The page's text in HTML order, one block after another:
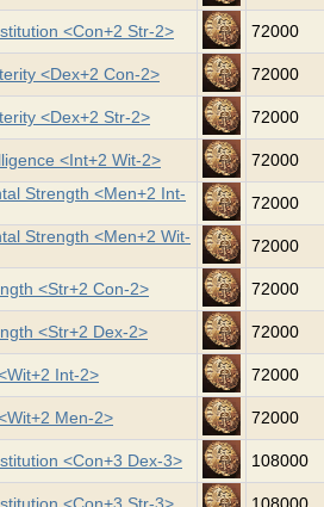
<Con+2 Str-2> 72000
<Dex+2 Con-2> 72000
<Dex+2 Str-2> 72000
<Int+2 Wit-2>
72000
Strength <Men+2 Int-
72000
Strength <Men+2 Wit-
72000
<Str+2 Con-2> 72000
<Str+2 Dex-2> 72000
Int-2> 72000
Men-2> 72000
<Con+3 Dex-3> 108000